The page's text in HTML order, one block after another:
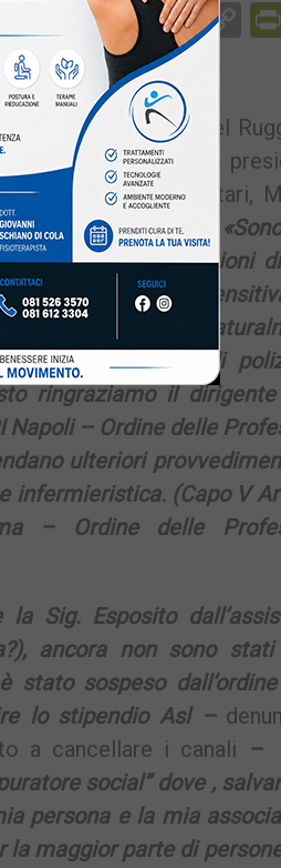
Messenger
WhatsApp
Telegram
X Email
e “Dott. Manuel
che ha spinto il
gli operatori sanitari,
36.000 followers.
e diffamazioni
(la cartomante
spiega Ruggiero
–
al commissariato di
ringraziamo il
Napoli – Ordine delle
ulteriori
infermieristica. (Capo V
– Ordine delle
Sig. Esposito
ancora non sono stati
sospeso
lo stipendio Asl –
a cancellare i canali –
social” dove ,
persona e la mia
la maggior parte di